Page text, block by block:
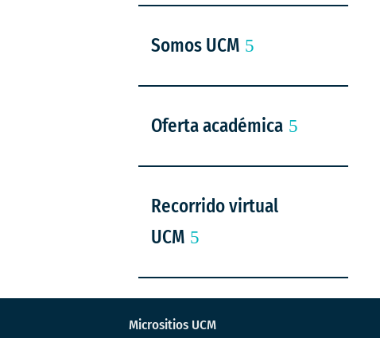
Somos UCM
Oferta académica
Recorrido virtual
UCM
Micrositios UCM